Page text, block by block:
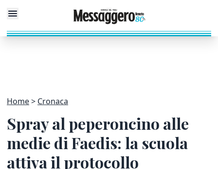
Home Cronaca
Spray al peperoncino alle
medie di Faedis: la scuola
attiva il protocollo